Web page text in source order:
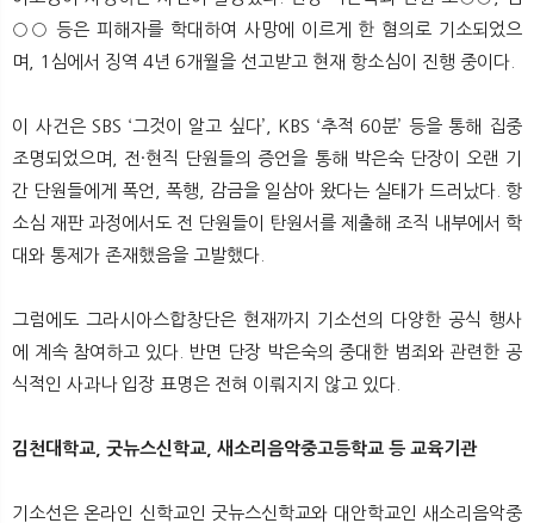
○○ 등은 피해자를 학대하여 사망에 이르게 한 혐의로 기소되었으
며, 1심에서 징역 4년 6개월을 선고받고 현재 항소심이 진행 중이다.
이 사건은 SBS ‘그것이 알고 싶다’, KBS ‘추적 60분’ 등을 통해 집중
조명되었으며, 전·현직 단원들의 증언을 통해 박은숙 단장이 오랜 기
간 단원들에게 폭언, 폭행, 감금을 일삼아 왔다는 실태가 드러났다. 항
소심 재판 과정에서도 전 단원들이 탄원서를 제출해 조직 내부에서 학
대와 통제가 존재했음을 고발했다.
그럼에도 그라시아스합창단은 현재까지 기소선의 다양한 공식 행사
에 계속 참여하고 있다. 반면 단장 박은숙의 중대한 범죄와 관련한 공
식적인 사과나 입장 표명은 전혀 이뤄지지 않고 있다.
김천대학교, 굿뉴스신학교, 새소리음악중고등학교 등 교육기관
기소선은 온라인 신학교인 굿뉴스신학교와 대안학교인 새소리음악중